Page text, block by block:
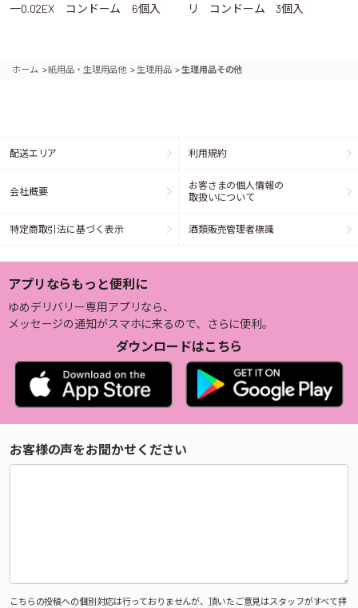
一0.02EX コンドーム 6個入
リ コンドーム 3個入
ホーム >紙用品・生理用品他 > 生理用品 >生理用品その他
配送エリア 利用規約
会社概要
お客さまの個人情報の
取扱いについて
特定商取引法に基づく表示 酒類販売管理者標識
アプリならもっと便利に
ゆめデリバリー専用アプリなら、
メッセージの通知がスマホに来るので、さらに便利。
ダウンロードはこちら
お客様の声をお聞かせください
こちらの投稿への個別対応は行っておりませんが、頂いたご意見はスタッフがすべて拝